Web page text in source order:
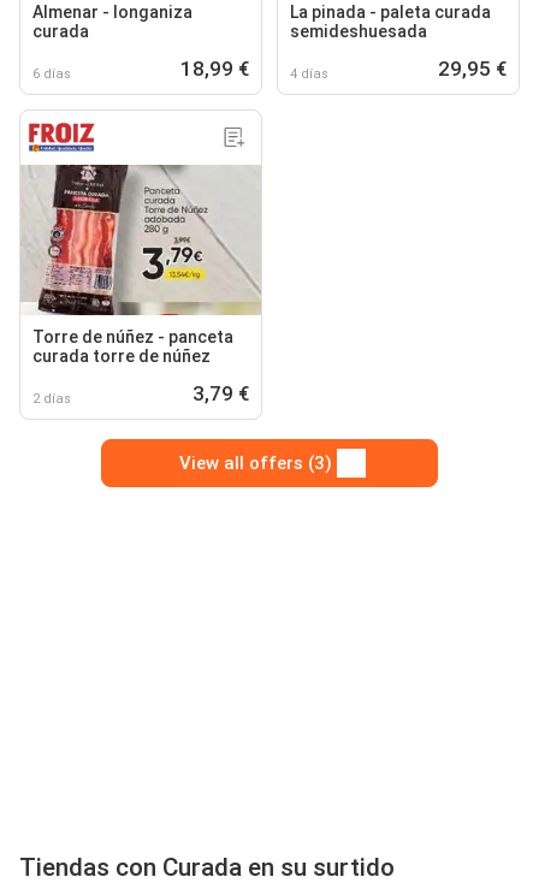
Almenar - longaniza
curada
6 días 18,99 €
La pinada - paleta curada
semideshuesada
4 días 29,95 €
Torre de núñez - panceta
curada torre de núñez
2 días 3,79 €
View all offers (3)
Tiendas con Curada en su surtido